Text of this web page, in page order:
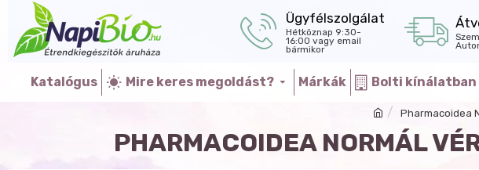
Ügyfélszolgálat
Hétköznap 9:30-
16:00 vagy email
bármikor
Katalógus Mire keres megoldást? Márkák Bolti kínálatban
Pharmacoidea
PHARMACOIDEA NORMÁL